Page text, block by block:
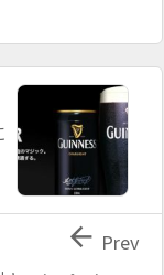
 Prev